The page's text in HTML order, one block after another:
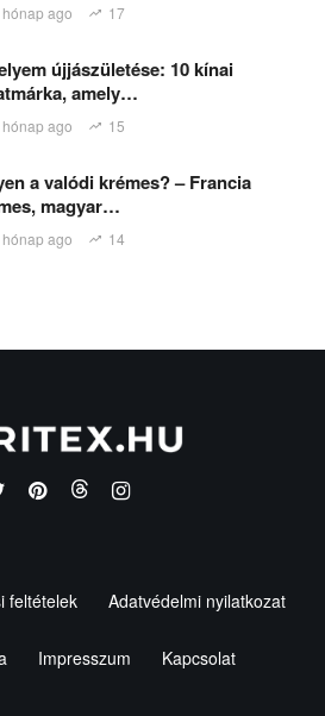
ago 17
újjászületése: 10 kínai
amely…
ago 15
a valódi krémes? – Francia
magyar…
ago 14
feltételek Adatvédelmi nyilatkozat
Impresszum Kapcsolat